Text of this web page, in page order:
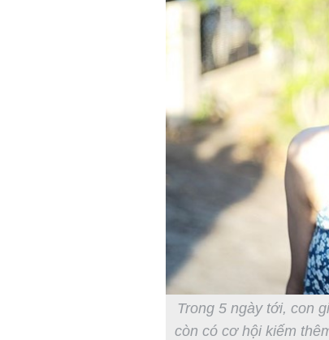
Trong 5 ngày tới, con
còn có cơ hội kiếm